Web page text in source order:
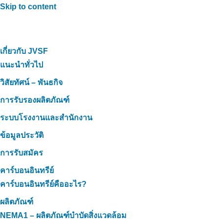
Skip to content
เกี่ยวกับ JVSF
แนะนำทั่วไป
วิสัยทัศน์ – พันธกิจ
การรับรองผลิตภัณฑ์
ระบบโรงงานและสำนักงาน
ข้อมูลประวัติ
การรับสมัคร
คาร์บอนอินทรีย์
คาร์บอนอินทรีย์คืออะไร?
ผลิตภัณฑ์
NEMA1 – ผลิตภัณฑ์บำบัดสิ่งแวดล้อม